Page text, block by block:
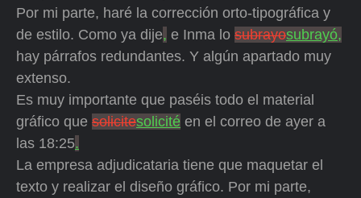
Por mi parte, haré la corrección orto-tipográfica y
de estilo. Como ya dije, e Inma lo subrayosubrayó,
hay párrafos redundantes. Y algún apartado muy
extenso.
Es muy importante que paséis todo el material
gráfico que solicitesolicité en el correo de ayer a
las 18:25.
La empresa adjudicataria tiene que maquetar el
texto y realizar el diseño gráfico. Por mi parte,